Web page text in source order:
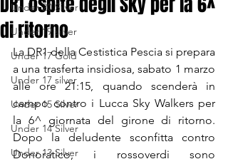
Under 20 Silver
Under 19 silver
Under 17 Gold
Under 17 silver
Under 15 Silver
Under 14 Silver
Under 13 Silver
di ritorno
La DR1 della Cestistica Pescia si prepara
a una trasferta insidiosa, sabato 1 marzo
alle ore 21:15, quando scenderà in
campo contro i Lucca Sky Walkers per
la 6^ giornata del girone di ritorno.
Dopo la deludente sconfitta contro
Donoratico, i rossoverdi sono